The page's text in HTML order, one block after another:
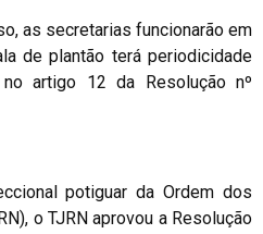
as secretarias funcionarão em
de plantão terá periodicidade
artigo 12 da Resolução nº
potiguar da Ordem dos
o TJRN aprovou a Resolução